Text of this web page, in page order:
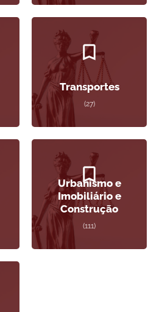
Transportes
(27)
Urbanismo e
Imobiliário e
Construção
(111)